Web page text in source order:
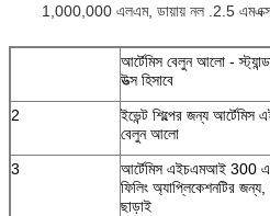
1,000,000 এলএম, ডায়ায় নল .2.5
আর্টেমিস বেলুন আলো -
উত্স হিসাবে
2
ইভেন্ট শিল্পের জন্য
বেলুন আলো
3
আর্টেমিস এইচএমআই 300
ফিলিং অ্যাপ্লিকেশনটির
ছাড়াই